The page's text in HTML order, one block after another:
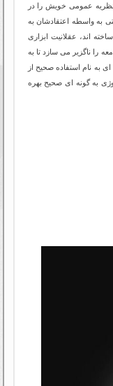
عمومی خویش را در
به واسطه اعتقادشان به
اند، عقلانیت ابزاری
را ناگزیر می سازد تا به
به نام استفاده صحیح از
به گونه ای صحیح بهره